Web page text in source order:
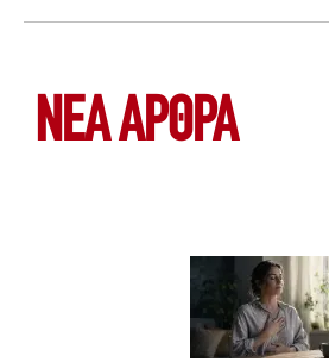
ΝΕΑ ΆΡΘΡΑ